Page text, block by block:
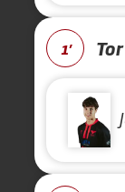
1' Tor